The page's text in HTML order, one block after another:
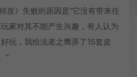
攻》失败的原因是“它没有带来任
家对其不能产生兴趣，有人认为
玩，我给法老之鹰弄了15套皮
”